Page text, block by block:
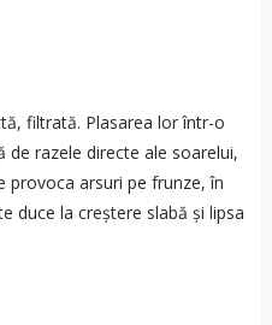
filtrată. Plasarea lor într-o
razele directe ale soarelui,
provoca arsuri pe frunze, în
duce la creștere slabă și lipsa